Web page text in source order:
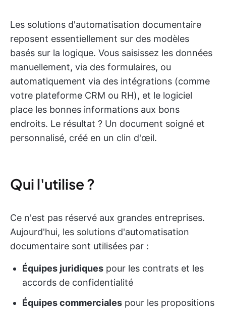
Les solutions d'automatisation documentaire
reposent essentiellement sur des modèles
basés sur la logique. Vous saisissez les données
manuellement, via des formulaires, ou
automatiquement via des intégrations (comme
votre plateforme CRM ou RH), et le logiciel
place les bonnes informations aux bons
endroits. Le résultat ? Un document soigné et
personnalisé, créé en un clin d'œil.
Qui l'utilise ?
Ce n'est pas réservé aux grandes entreprises.
Aujourd'hui, les solutions d'automatisation
documentaire sont utilisées par :
Équipes juridiques pour les contrats et les
accords de confidentialité
Équipes commerciales pour les propositions